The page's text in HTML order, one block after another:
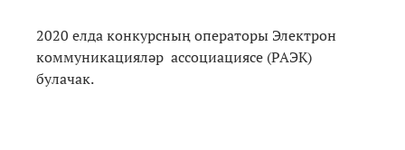
2020 елда конкурсның операторы Электрон
коммуникацияләр ассоциациясе (РАЭК)
булачак.